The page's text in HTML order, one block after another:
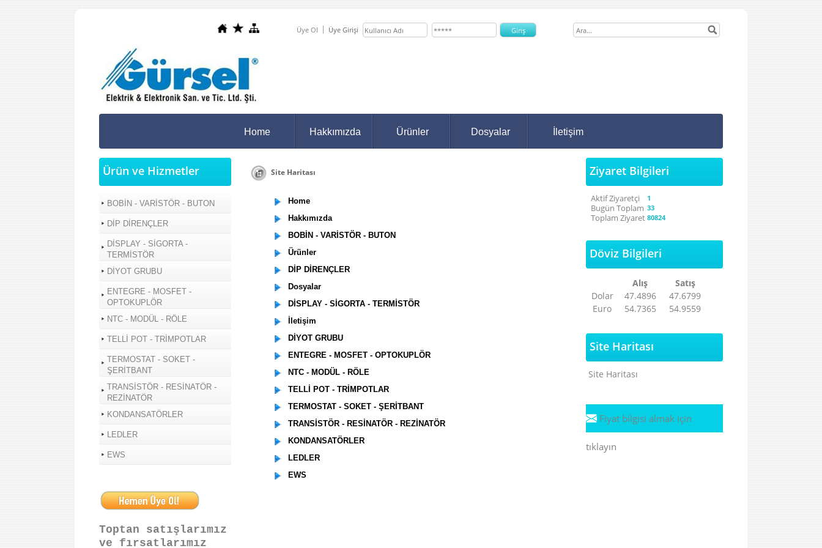
Üye Ol Üye Girişi
Home Hakkımızda Ürünler Dosyalar İletişim
Ürün ve Hizmetler
BOBİN - VARİSTÖR - BUTON
DİP DİRENÇLER
DİSPLAY - SİGORTA -
TERMİSTÖR
DİYOT GRUBU
ENTEGRE - MOSFET -
OPTOKUPLÖR
NTC - MODÜL - RÖLE
TELLİ POT - TRİMPOTLAR
TERMOSTAT - SOKET -
ŞERİTBANT
TRANSİSTÖR - RESİNATÖR -
REZİNATÖR
KONDANSATÖRLER
LEDLER
EWS
Toptan satışlarımız
ve fırsatlarımız
Site Haritası
Home
Hakkımızda
BOBİN - VARİSTÖR - BUTON
Ürünler
DİP DİRENÇLER
Dosyalar
DİSPLAY - SİGORTA - TERMİSTÖR
İletişim
DİYOT GRUBU
ENTEGRE - MOSFET - OPTOKUPLÖR
NTC - MODÜL - RÖLE
TELLİ POT - TRİMPOTLAR
TERMOSTAT - SOKET - ŞERİTBANT
TRANSİSTÖR - RESİNATÖR - REZİNATÖR
KONDANSATÖRLER
LEDLER
EWS
Ziyaret Bilgileri
Aktif Ziyaretçi 1
Bugün Toplam 33
Toplam Ziyaret 80824
Döviz Bilgileri
Alış
Satış
Dolar
47.4896
47.6799
Euro
54.7365 54.9559
Site Haritası
Site Haritası
Fiyat bilgisi almak için
tıklayın